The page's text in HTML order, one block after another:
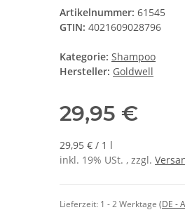
Artikelnummer: 61545
GTIN: 4021609028796
Kategorie: Shampoo
Hersteller: Goldwell
29,95 €
29,95 € / 1 l
inkl. 19% USt. , zzgl.
Lieferzeit: 1 - 2 Werktage (DE -